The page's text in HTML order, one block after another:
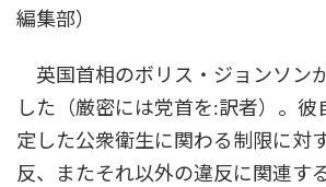
編集部）
英国首相のボリス・ジョンソン
した（厳密には党首を:訳者）。彼
定した公衆衛生に関わる制限に対
反、またそれ以外の違反に関連す